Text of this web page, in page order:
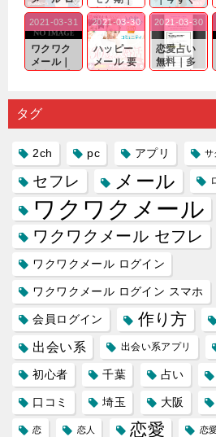
グイン pc
｜心の底
から真
剣...
老若男女
問わ
ず…。
仲良くな
れる相手
探しをし
たいと...
ワクワク
メール｜
り会った
人に軽...
2021-03-31
ハッピー
メール 要
するので
2021-03-30
恋愛占い
無料｜多
プリの内
2021-03-30
タグ
2ch pc アプリ サ
セフレ メール
ワクワクメール
ワクワクメール セフレ
ワクワクメール ログイン
ワクワクメール ログイン スマホ
会員ログイン 作り方
出会い系 出会い系アプリ
初心者 千葉 占い
口コミ 埼玉 大阪
恋 恋人 恋愛 恋